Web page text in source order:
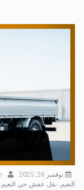
نوفمبر 26, 2025
النعيم, نقل عفش حي النعيم